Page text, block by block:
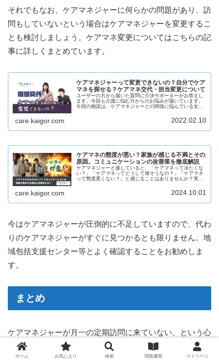
それでもなお、ケアマネジャーに何らかの問題があり、訪
問もしていないという場合はケアマネジャーを変更するこ
とも検討しましょう。ケアマネ変更についてはこちらの記
事に詳しくまとめています。
ケアマネジャーって変更できないの？自分でケア
マネを探せる？ケアマネ交代・担当変更について
ユーザーの方から届いた質問に介決サポーターがお答えし
ます。今回も介護に悩む方からのお悩みが届いています。
今回の相談は、ケアマネジャーとの関係に悩んでいる女性
care.kaigor.com 2022.02.10
ケアマネの態度が悪い？家族が感じる不満とその
原因。コミュニケーションの改善策を徹底解説
ケアマネジャーと接していると、「ケアマネって冷たくな
い？」「ケアマネってどうして偉そうなの？」「ケアマネ
って態度悪くない？」と感じることはありませんか？実
care.kaigor.com 2024.10.01
今はケアマネジャーが圧倒的に不足していますので、代わ
りのケアマネジャーがすぐに見つかるとも限りません。地
域包括支援センター等とよく確認することをお勧めしま
す。
まとめ
ケアマネジャーが月一の定期訪問に来ていない、という心
配をテーマに記事を作成しました。
ホーム お気に入り 検索 閲覧履歴 マイページ